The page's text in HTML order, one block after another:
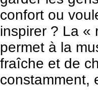
confort ou
inspirer ? La «
permet à la
fraîche et de
constamment,